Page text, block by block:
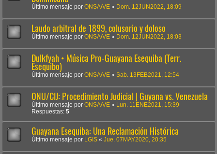
Último mensaje por ONSA/VE « Dom. 12JUN2022, 18:09
Laudo arbitral de 1899, colusorio y doloso
Último mensaje por ONSA/VE « Dom. 12JUN2022, 18:03
Dulkfyah • Música Pro-Guayana Esequiba (Terr.
Esequibo)
Último mensaje por ONSA/VE « Sab. 13FEB2021, 12:54
ONU/CIJ: Procedimiento Judicial | Guyana vs. Venezuela
Último mensaje por ONSA/VE «
Lun. 11ENE2021, 15:39
Respuestas: 5
Guayana Esequiba: Una Reclamación Histórica
Último mensaje por LGIS « Jue. 07MAY2020, 20:35